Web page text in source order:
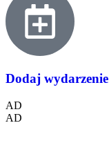
Dodaj wydarzenie
AD
AD